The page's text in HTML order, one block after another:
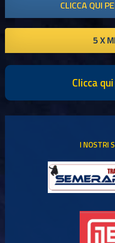
CLICCA QUI
5 X
Clicca
I NOSTRI